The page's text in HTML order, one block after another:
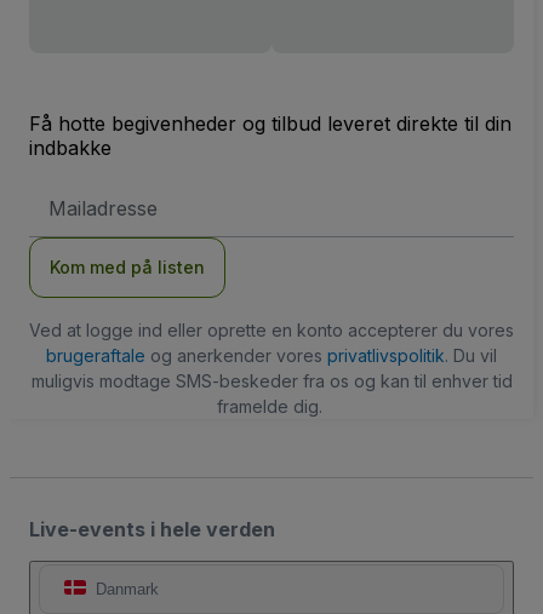
Få hotte begivenheder og tilbud leveret direkte til din
indbakke
adresse
Kom med på listen
Ved at logge ind eller oprette en konto accepterer du vores
brugeraftale og anerkender vores privatlivspolitik. Du vil
muligvis modtage SMS-beskeder fra os og kan til enhver tid
framelde dig.
Live-events i hele verden
Danmark